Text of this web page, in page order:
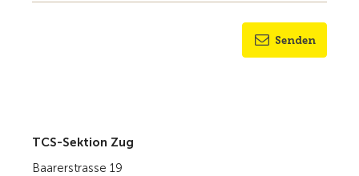
Senden
TCS-Sektion Zug
Baarerstrasse 19